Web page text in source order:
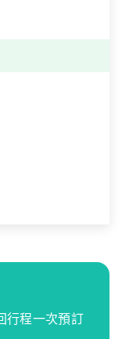
行程一次預訂